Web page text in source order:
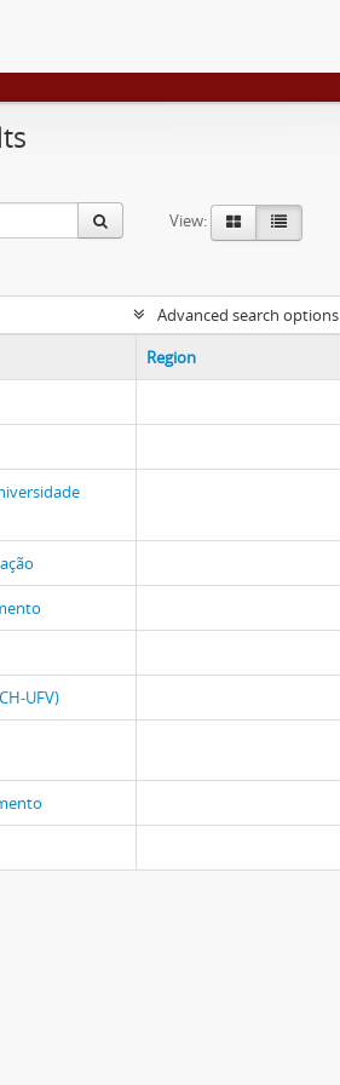
View:
Advanced search options
Region
UFV)